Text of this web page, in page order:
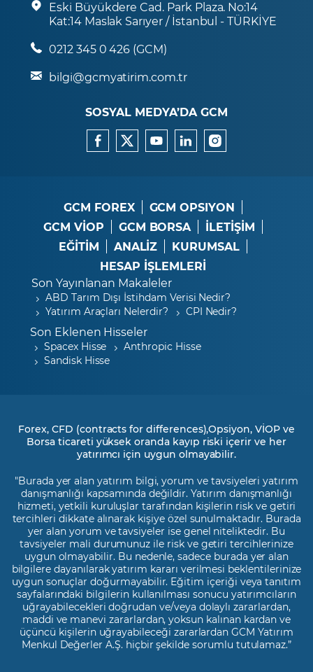
Eski Büyükdere Cad. Park Plaza. No:14
Kat:14 Maslak Sarıyer / İstanbul - TÜRKİYE
0212 345 0 426 (GCM)
bilgi@gcmyatirim.com.tr
SOSYAL MEDYA’DA GCM
GCM FOREX
GCM OPSIYON
GCM VİOP
GCM BORSA
İLETİŞİM
EĞİTİM
ANALİZ
KURUMSAL
HESAP İŞLEMLERİ
Son Yayınlanan Makaleler
ABD Tarım Dışı İstihdam Verisi Nedir?
Yatırım Araçları Nelerdir?
CPI Nedir?
Son Eklenen Hisseler
Spacex Hisse
Anthropic Hisse
Sandisk Hisse
Forex, CFD (contracts for differences),Opsiyon, VİOP ve
Borsa ticareti yüksek oranda kayıp riski içerir ve her
yatırımcı için uygun olmayabilir.
"Burada yer alan yatırım bilgi, yorum ve tavsiyeleri yatırım
danışmanlığı kapsamında değildir. Yatırım danışmanlığı
hizmeti, yetkili kuruluşlar tarafından kişilerin risk ve getiri
tercihleri dikkate alınarak kişiye özel sunulmaktadır. Burada
yer alan yorum ve tavsiyeler ise genel niteliktedir. Bu
tavsiyeler mali durumunuz ile risk ve getiri tercihlerinize
uygun olmayabilir. Bu nedenle, sadece burada yer alan
bilgilere dayanılarak yatırım kararı verilmesi beklentilerinize
uygun sonuçlar doğurmayabilir. Eğitim içeriği veya tanıtım
sayfalarındaki bilgilerin kullanılması sonucu yatırımcıların
uğrayabilecekleri doğrudan ve/veya dolaylı zararlardan,
maddi ve manevi zararlardan, yoksun kalınan kardan ve
üçüncü kişilerin uğrayabileceği zararlardan GCM Yatırım
Menkul Değerler A.Ş. hiçbir şekilde sorumlu tutulamaz.”